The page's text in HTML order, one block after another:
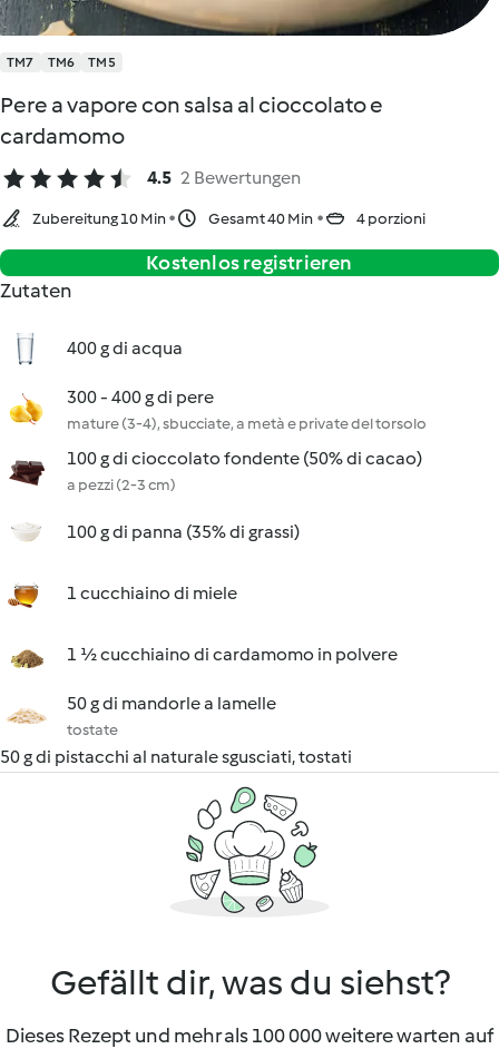
TM7 TM6 TM5
Pere a vapore con salsa al cioccolato e
cardamomo
4.5 2 Bewertungen
Zubereitung 10 Min Gesamt 40 Min 4 porzioni
Kostenlos registrieren
Zutaten
400 g di acqua
300 - 400 g di pere
mature (3-4), sbucciate, a metà e private del torsolo
100 g di cioccolato fondente (50% di cacao)
a pezzi (2-3 cm)
100 g di panna (35% di grassi)
1 cucchiaino di miele
1 ½ cucchiaino di cardamomo in polvere
50 g di mandorle a lamelle
tostate
50 g di pistacchi al naturale sgusciati, tostati
Gefällt dir, was du siehst?
Dieses Rezept und mehr als 100 000 weitere warten auf